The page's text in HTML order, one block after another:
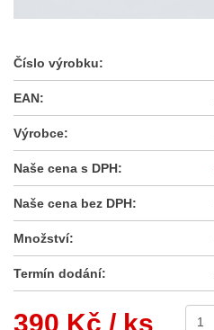
Číslo výrobku:
EAN:
Výrobce:
Naše cena s DPH:
Naše cena bez DPH:
Množství:
Termín dodání:
390 Kč / ks